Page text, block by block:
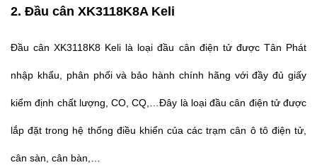
2. Đầu cân XK3118K8A Keli
Đầu cân XK3118K8 Keli là loại đầu cân điện tử được Tân Phát
nhập khẩu, phân phối và bảo hành chính hãng với đầy đủ giấy
kiểm định chất lượng, CO, CQ,…Đây là loại đầu cân điện tử được
lắp đặt trong hệ thống điều khiển của các trạm cân ô tô điện tử,
cân sàn, cân bàn,…